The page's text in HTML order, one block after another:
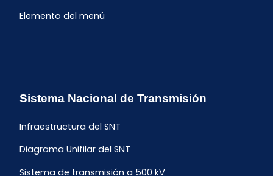
Elemento del menú
Sistema Nacional de Transmisión
Infraestructura del SNT
Diagrama Unifilar del SNT
Sistema de transmisión a 500 kV